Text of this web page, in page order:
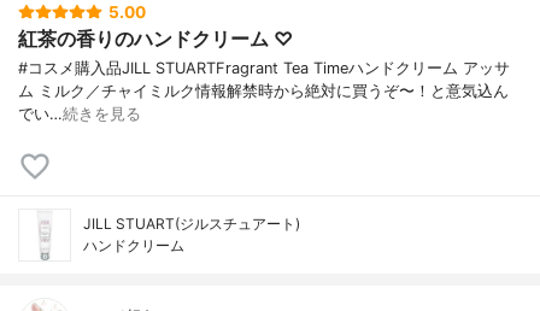
5.00
紅茶の香りのハンドクリーム ♡
#コスメ購入品JILL STUARTFragrant Tea Timeハンドクリーム アッサ
ム ミルク／チャイミルク情報解禁時から絶対に買うぞ〜！と意気込ん
でい…続きを見る
JILL STUART(ジルスチュアート)
ハンドクリーム